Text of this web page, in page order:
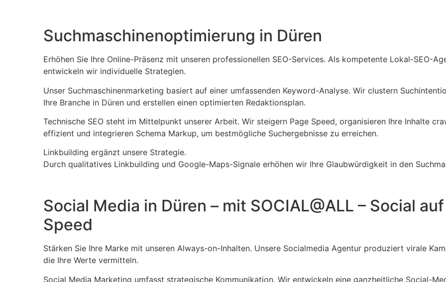
Suchmaschinenoptimierung in Düren
Erhöhen Sie Ihre Online-Präsenz mit unseren professionellen SEO-Services. Als kompetente Lokal-SEO-
entwickeln wir individuelle Strategien.
Unser Suchmaschinenmarketing basiert auf einer umfassenden Keyword-Analyse. Wir clustern
Ihre Branche in Düren und erstellen einen optimierten Redaktionsplan.
Technische SEO steht im Mittelpunkt unserer Arbeit. Wir steigern Page Speed, organisieren Ihre Inhalte
effizient und integrieren Schema Markup, um bestmögliche Suchergebnisse zu erreichen.
Linkbuilding ergänzt unsere Strategie.
Durch qualitatives Linkbuilding und Google-Maps-Signale erhöhen wir Ihre Glaubwürdigkeit in den
Social Media in Düren – mit SOCIAL@ALL – Social auf
Speed
Stärken Sie Ihre Marke mit unseren Always-on-Inhalten. Unsere Socialmedia Agentur produziert virale
die Ihre Werte vermitteln.
Social Media Marketing umfasst strategische Kommunikation. Wir entwickeln eine ganzheitliche Social-